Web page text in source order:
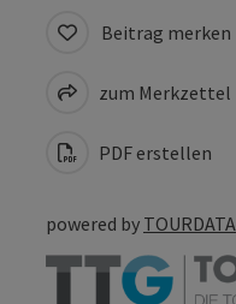
Beitrag merken
zum Merkzettel
PDF erstellen
powered by TOURDATA